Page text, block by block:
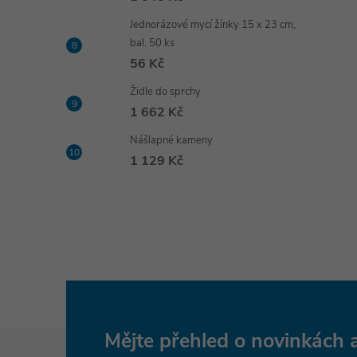
Jednorázové mycí žínky 15 x 23 cm,
bal. 50 ks
56 Kč
Židle do sprchy
1 662 Kč
Nášlapné kameny
1 129 Kč
Mějte přehled o novinkách